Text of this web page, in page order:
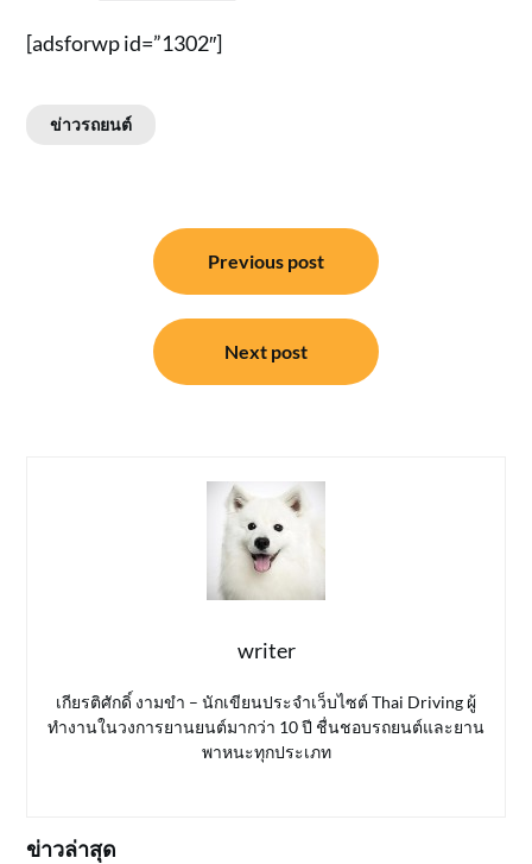
[adsforwp id=”1302″]
ข่าวรถยนต์
Previous post
Next post
writer
เกียรติศักดิ์ งามขำ – นักเขียนประจำเว็บไซต์ Thai Driving ผู้
ทำงานในวงการยานยนต์มากว่า 10 ปี ชื่นชอบรถยนต์และยาน
พาหนะทุกประเภท
ข่าวล่าสุด